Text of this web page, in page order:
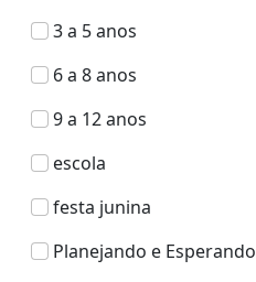
3 a 5 anos
6 a 8 anos
9 a 12 anos
escola
festa junina
Planejando e Esperando